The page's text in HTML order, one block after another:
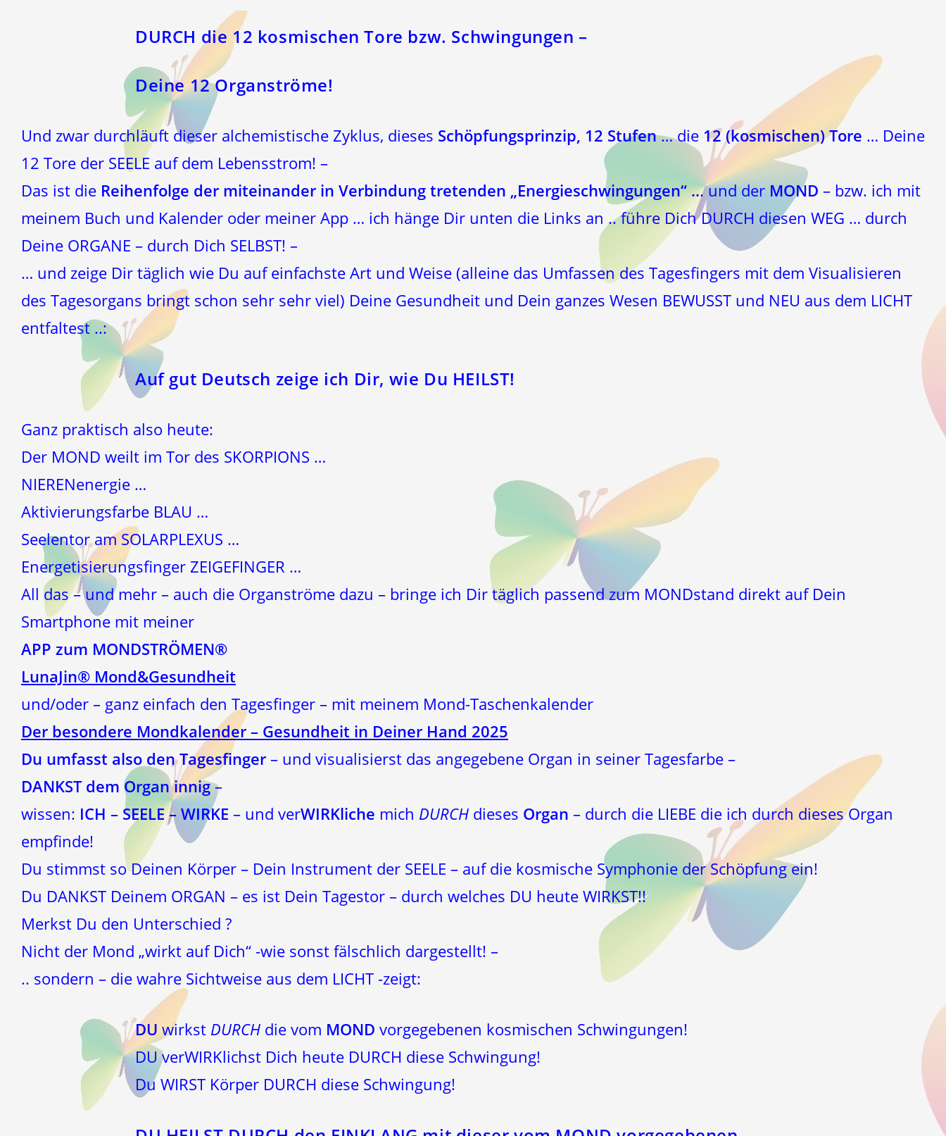
DURCH die 12 kosmischen Tore bzw. Schwingungen –
Deine 12 Organströme!
Und zwar durchläuft dieser alchemistische Zyklus, dieses Schöpfungsprinzip, 12 Stufen… die 12 (kosmischen) Tore … Deine
12 Tore der SEELE auf dem Lebensstrom! –
Das ist die Reihenfolge der miteinander in Verbindung tretenden „Energieschwingungen“ ... und der MOND – bzw. ich mit
meinem Buch und Kalender oder meiner App … ich hänge Dir unten die Links an .. führe Dich DURCH diesen WEG … durch
Deine ORGANE – durch Dich SELBST! –
… und zeige Dir täglich wie Du auf einfachste Art und Weise (alleine das Umfassen des Tagesfingers mit dem Visualisieren
des Tagesorgans bringt schon sehr sehr viel) Deine Gesundheit und Dein ganzes Wesen BEWUSST und NEU aus dem LICHT
entfaltest ..:
Auf gut Deutsch zeige ich Dir, wie Du HEILST!
Ganz praktisch also heute:
Der MOND weilt im Tor des SKORPIONS …
NIERENenergie …
Aktivierungsfarbe BLAU …
Seelentor am SOLARPLEXUS …
Energetisierungsfinger ZEIGEFINGER …
All das – und mehr – auch die Organströme dazu – bringe ich Dir täglich passend zum MONDstand direkt auf Dein
Smartphone mit meiner
APP zum MONDSTRÖMEN®
LunaJin® Mond&Gesundheit
und/oder – ganz einfach den Tagesfinger – mit meinem Mond-Taschenkalender
Der besondere Mondkalender – Gesundheit in Deiner Hand 2025
Du umfasst also den Tagesfinger – und visualisierst das angegebene Organ in seiner Tagesfarbe –
DANKST dem Organ innig–
wissen: ICH – SEELE – WIRKE – und verWIRKliche mich DURCH dieses Organ – durch die LIEBE die ich durch dieses Organ
empfinde!
Du stimmst so Deinen Körper – Dein Instrument der SEELE – auf die kosmische Symphonie der Schöpfung ein!
Du DANKST Deinem ORGAN – es ist Dein Tagestor – durch welches DU heute WIRKST!!
Merkst Du den Unterschied ?
Nicht der Mond „wirkt auf Dich“ -wie sonst fälschlich dargestellt! –
.. sondern – die wahre Sichtweise aus dem LICHT -zeigt:
DU wirkst DURCH die vom MOND vorgegebenen kosmischen Schwingungen!
DU verWIRKlichst Dich heute DURCH diese Schwingung!
Du WIRST Körper DURCH diese Schwingung!